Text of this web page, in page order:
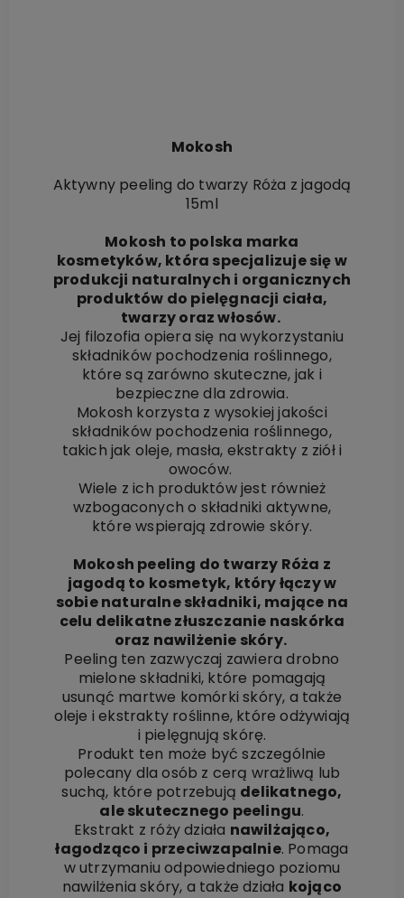
Mokosh
Aktywny peeling do twarzy Róża z jagodą
15ml
Mokosh to polska marka
kosmetyków, która specjalizuje się w
produkcji naturalnych i organicznych
produktów do pielęgnacji ciała,
twarzy oraz włosów.
Jej filozofia opiera się na wykorzystaniu
składników pochodzenia roślinnego,
które są zarówno skuteczne, jak i
bezpieczne dla zdrowia.
Mokosh korzysta z wysokiej jakości
składników pochodzenia roślinnego,
takich jak oleje, masła, ekstrakty z ziół i
owoców.
Wiele z ich produktów jest również
wzbogaconych o składniki aktywne,
które wspierają zdrowie skóry.
Mokosh peeling do twarzy Róża z
jagodą to kosmetyk, który łączy w
sobie naturalne składniki, mające na
celu delikatne złuszczanie naskórka
oraz nawilżenie skóry.
Peeling ten zazwyczaj zawiera drobno
mielone składniki, które pomagają
usunąć martwe komórki skóry, a także
oleje i ekstrakty roślinne, które odżywiają
i pielęgnują skórę.
Produkt ten może być szczególnie
polecany dla osób z cerą wrażliwą lub
suchą, które potrzebują delikatnego,
ale skutecznego peelingu.
Ekstrakt z róży działa nawilżająco,
łagodząco i przeciwzapalnie. Pomaga
w utrzymaniu odpowiedniego poziomu
nawilżenia skóry, a także działa kojąco